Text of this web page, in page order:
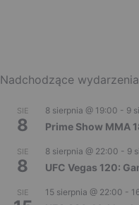
Nadchodzące wydarzenia
SIE
8
8 sierpnia @ 19:00 - 9
Prime Show MMA
SIE
8
8 sierpnia @ 22:00 - 9
UFC Vegas 120:
SIE 15 sierpnia @ 22:00 -